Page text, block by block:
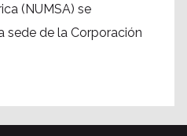
(NUMSA) se
sede de la Corporación